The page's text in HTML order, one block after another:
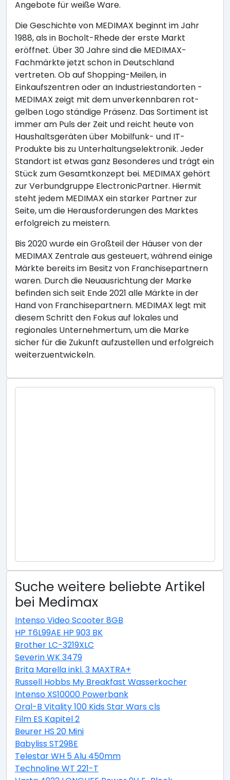
Angebote für weiße Ware.
Die Geschichte von MEDIMAX beginnt im Jahr
1988, als in Bocholt-Rhede der erste Markt
eröffnet. Über 30 Jahre sind die MEDIMAX-
Fachmärkte jetzt schon in Deutschland
vertreten. Ob auf Shopping-Meilen, in
Einkaufszentren oder an Industriestandorten -
MEDIMAX zeigt mit dem unverkennbaren rot-
gelben Logo ständige Präsenz. Das Sortiment ist
immer am Puls der Zeit und reicht heute von
Haushaltsgeräten über Mobilfunk- und IT-
Produkte bis zu Unterhaltungselektronik. Jeder
Standort ist etwas ganz Besonderes und trägt ein
Stück zum Gesamtkonzept bei. MEDIMAX gehört
zur Verbundgruppe ElectronicPartner. Hiermit
steht jedem MEDIMAX ein starker Partner zur
Seite, um die Herausforderungen des Marktes
erfolgreich zu meistern.
Bis 2020 wurde ein Großteil der Häuser von der
MEDIMAX Zentrale aus gesteuert, während einige
Märkte bereits im Besitz von Franchisepartnern
waren. Durch die Neuausrichtung der Marke
befinden sich seit Ende 2021 alle Märkte in der
Hand von Franchisepartnern. MEDIMAX legt mit
diesem Schritt den Fokus auf lokales und
regionales Unternehmertum, um die Marke
sicher für die Zukunft aufzustellen und erfolgreich
weiterzuentwickeln.
Suche weitere beliebte Artikel
bei Medimax
Intenso Video Scooter 8GB
HP T6L99AE HP 903 BK
Brother LC-3219XLC
Severin WK 3479
Brita Marella inkl. 3 MAXTRA+
Russell Hobbs My Breakfast Wasserkocher
Intenso XS10000 Powerbank
Oral-B Vitality 100 Kids Star Wars cls
Film ES Kapitel 2
Beurer HS 20 Mini
Babyliss ST298E
Telestar WH 5 Alu 450mm
Technoline WT 221-T